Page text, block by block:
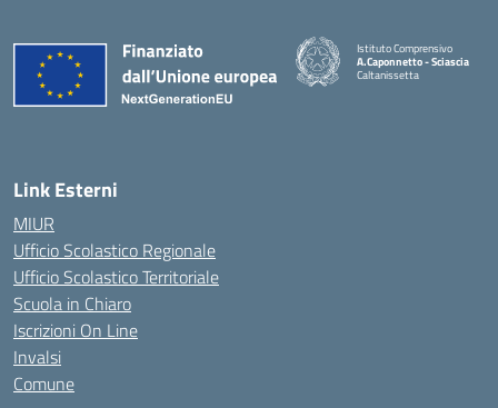
Istituto Comprensivo
A.Caponnetto - Sciascia
Caltanissetta
Link Esterni
MIUR
Ufficio Scolastico Regionale
Ufficio Scolastico Territoriale
Scuola in Chiaro
Iscrizioni On Line
Invalsi
Comune